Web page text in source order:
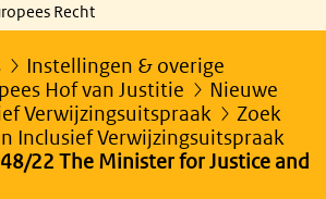
Recht
Instellingen & overige
Hof van Justitie
Nieuwe
Verwijzingsuitspraak
Zoek
Inclusief Verwijzingsuitspraak
22 The Minister for Justice and